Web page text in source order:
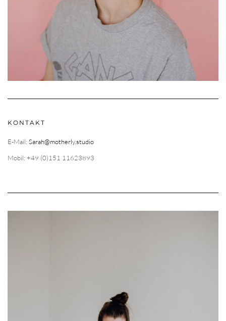
KONTAKT
E-Mail: Sarah@motherly.studio
Mobil: +49 (0)151 11623893